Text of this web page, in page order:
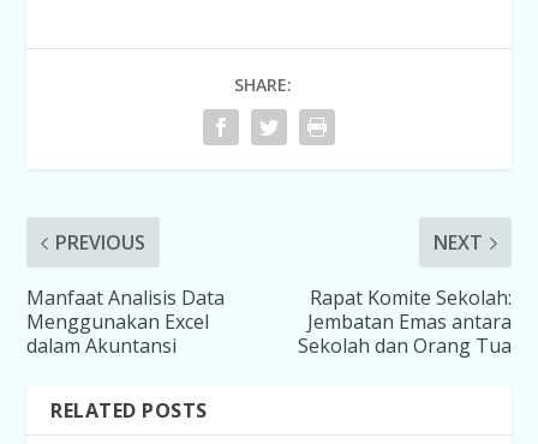
SHARE:
PREVIOUS
Manfaat Analisis Data
Menggunakan Excel
dalam Akuntansi
NEXT
Rapat Komite Sekolah:
Jembatan Emas antara
Sekolah dan Orang Tua
RELATED POSTS